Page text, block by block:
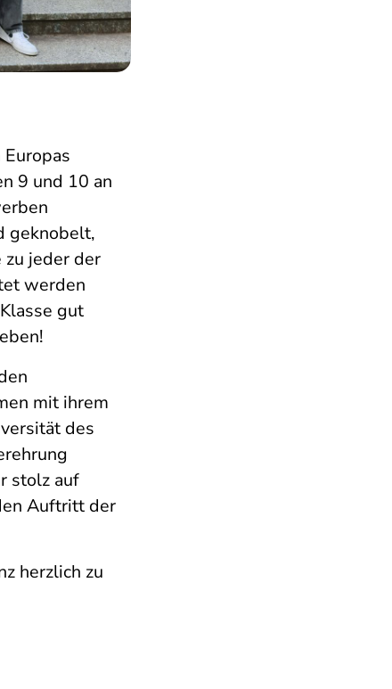
9 und 10 an
geknobelt,
jeder der
werden
gut
mit ihrem
des
stolz auf
Auftritt der
herzlich zu